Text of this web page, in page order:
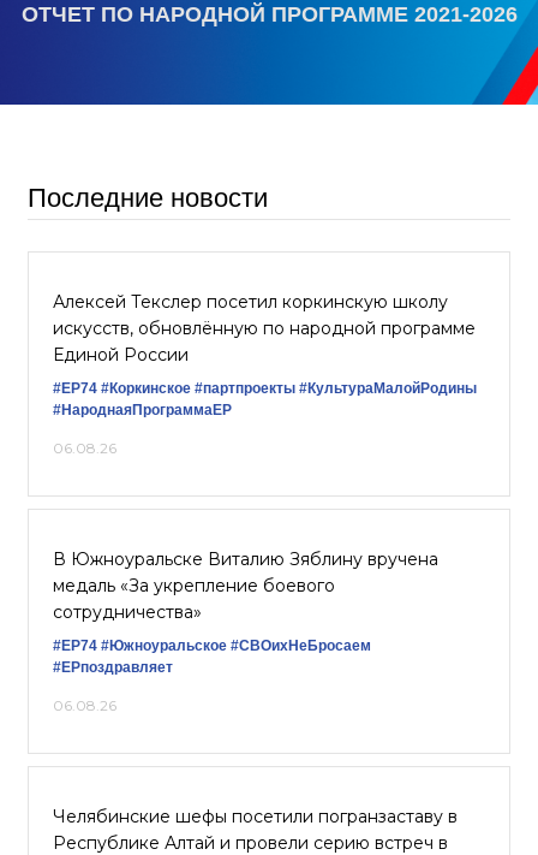
ОТЧЕТ ПО НАРОДНОЙ ПРОГРАММЕ 2021-2026
Последние новости
Алексей Текслер посетил коркинскую школу
искусств, обновлённую по народной программе
Единой России
#ЕР74 #Коркинское #партпроекты #КультураМалойРодины
#НароднаяПрограммаЕР
06.08.26
В Южноуральске Виталию Зяблину вручена
медаль «За укрепление боевого
сотрудничества»
#ЕР74 #Южноуральское #СВОихНеБросаем
#ЕРпоздравляет
06.08.26
Челябинские шефы посетили погранзаставу в
Республике Алтай и провели серию встреч в